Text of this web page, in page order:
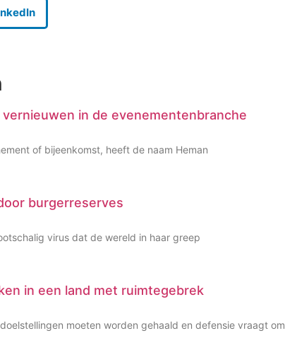
in de evenementenbranche
of bijeenkomst, heeft de naam Heman
burgerreserves
virus dat de wereld in haar greep
in een land met ruimtegebrek
moeten worden gehaald en defensie vraagt om